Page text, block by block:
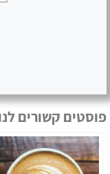
פוסטים קשורים